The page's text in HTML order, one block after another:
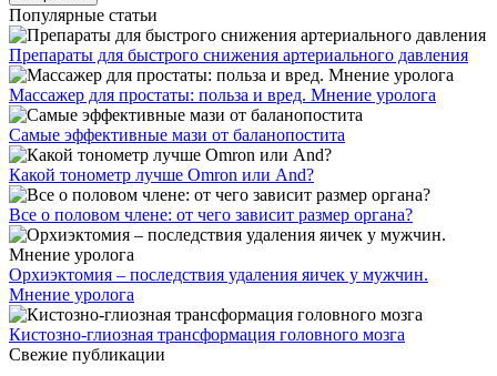
Популярные статьи
Препараты для быстрого снижения артериального давления
Массажер для простаты: польза и вред. Мнение уролога
Самые эффективные мази от баланопостита
Какой тонометр лучше Omron или And?
Все о половом члене: от чего зависит размер органа?
Орхиэктомия – последствия удаления яичек у мужчин.
Мнение уролога
Кистозно-глиозная трансформация головного мозга
Свежие публикации